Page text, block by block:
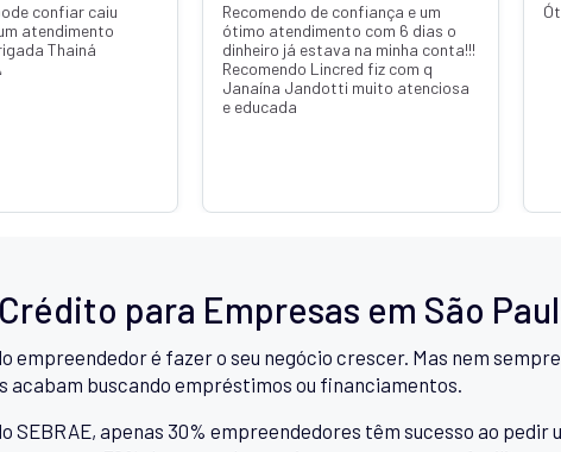
confiar caiu
atendimento
Thainá
Recomendo de confiança e um
ótimo atendimento com 6 dias o
dinheiro já estava na minha conta!!!
Recomendo Lincred fiz com q
Janaína Jandotti muito atenciosa
e educada
para Empresas em São
empreendedor é fazer o seu negócio crescer. Mas nem
acabam buscando empréstimos ou financiamentos.
SEBRAE, apenas 30% empreendedores têm sucesso ao